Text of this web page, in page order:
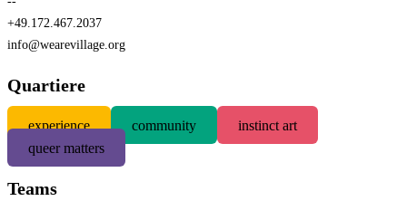
+49.172.467.2037
info@wearevillage.org
Quartiere
experience community
instinct art
queer matters
Teams